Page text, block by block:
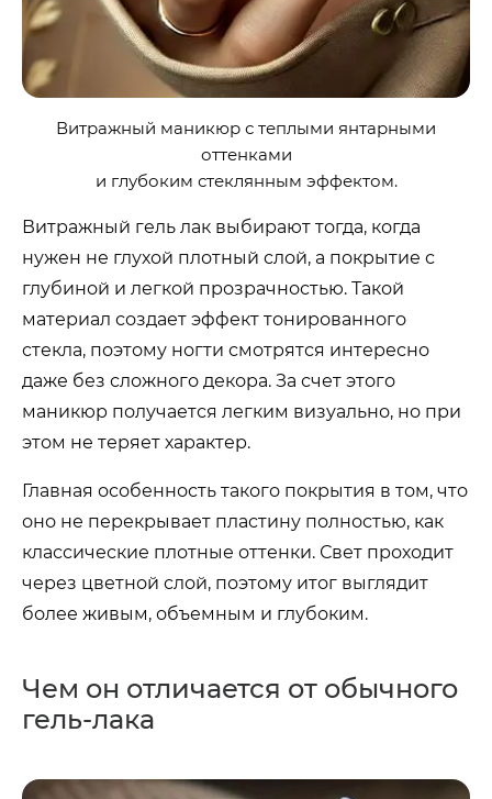
Витражный маникюр с теплыми янтарными
оттенками
и глубоким стеклянным эффектом.
Витражный гель лак выбирают тогда, когда
нужен не глухой плотный слой, а покрытие с
глубиной и легкой прозрачностью. Такой
материал создает эффект тонированного
стекла, поэтому ногти смотрятся интересно
даже без сложного декора. За счет этого
маникюр получается легким визуально, но при
этом не теряет характер.
Главная особенность такого покрытия в том, что
оно не перекрывает пластину полностью, как
классические плотные оттенки. Свет проходит
через цветной слой, поэтому итог выглядит
более живым, объемным и глубоким.
Чем он отличается от обычного
гель-лака